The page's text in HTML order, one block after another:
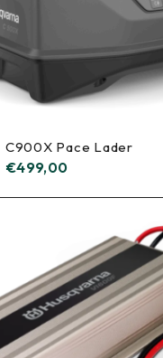
C900X Pace Lader
€499,00